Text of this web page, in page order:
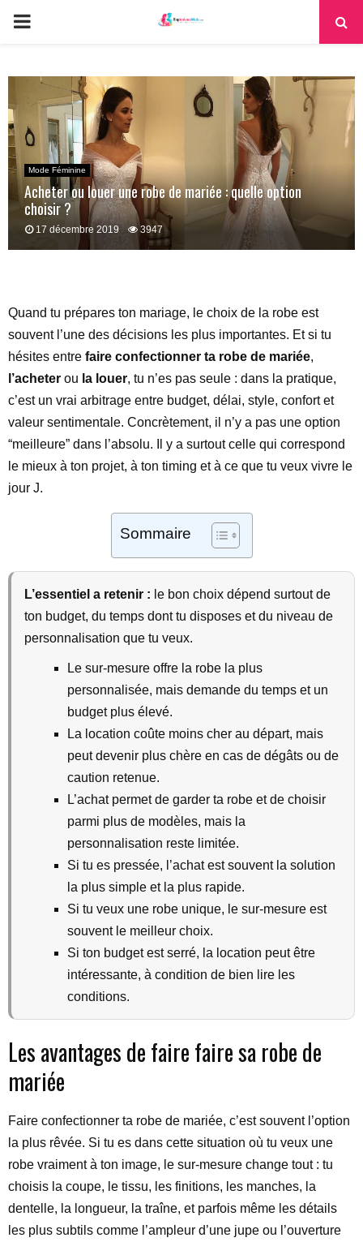
PRIMARY
Mode Féminine
Acheter ou louer une robe de mariée : quelle option
choisir ?
17 décembre 2019 3947
Quand tu prépares ton mariage, le choix de la robe est
souvent l’une des décisions les plus importantes. Et si tu
hésites entre faire confectionner ta robe de mariée,
l’acheter ou la louer, tu n’es pas seule : dans la pratique,
c’est un vrai arbitrage entre budget, délai, style, confort et
valeur sentimentale. Concrètement, il n’y a pas une option
“meilleure” dans l’absolu. Il y a surtout celle qui correspond
le mieux à ton projet, à ton timing et à ce que tu veux vivre le
jour J.
Sommaire
L’essentiel a retenir : le bon choix dépend surtout de
ton budget, du temps dont tu disposes et du niveau de
personnalisation que tu veux.
Le sur-mesure offre la robe la plus
personnalisée, mais demande du temps et un
budget plus élevé.
La location coûte moins cher au départ, mais
peut devenir plus chère en cas de dégâts ou de
caution retenue.
L’achat permet de garder ta robe et de choisir
parmi plus de modèles, mais la
personnalisation reste limitée.
Si tu es pressée, l’achat est souvent la solution
la plus simple et la plus rapide.
Si tu veux une robe unique, le sur-mesure est
souvent le meilleur choix.
Si ton budget est serré, la location peut être
intéressante, à condition de bien lire les
conditions.
Les avantages de faire faire sa robe de
mariée
Faire confectionner ta robe de mariée, c’est souvent l’option
la plus rêvée. Si tu es dans cette situation où tu veux une
robe vraiment à ton image, le sur-mesure change tout : tu
choisis la coupe, le tissu, les finitions, les manches, la
dentelle, la longueur, la traîne, et parfois même les détails
les plus subtils comme l’ampleur d’une jupe ou l’ouverture